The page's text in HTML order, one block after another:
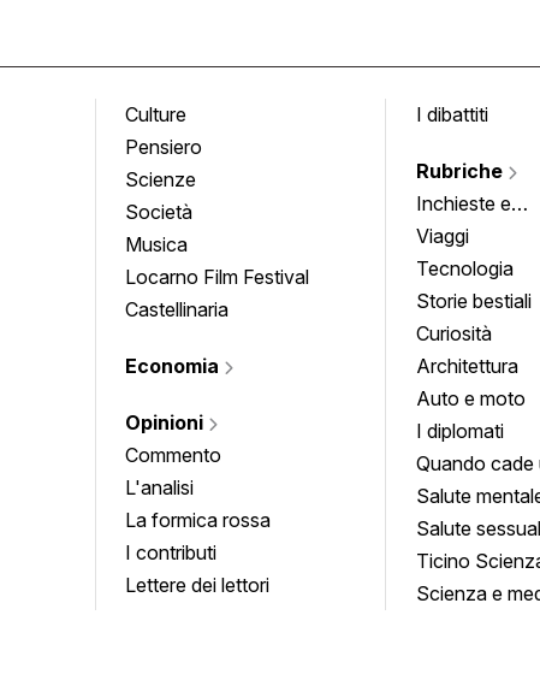
Culture
Pensiero
Scienze
Società
Musica
Locarno Film Festival
Castellinaria
Economia
Opinioni
Commento
L'analisi
La formica rossa
I contributi
Lettere dei lettori
I dibattiti
Rubriche
Inchieste e
Viaggi
Tecnologia
Storie bestiali
Curiosità
Architettura
Auto e moto
I diplomati
Quando cade
Salute
Salute
Ticino
Scienza e